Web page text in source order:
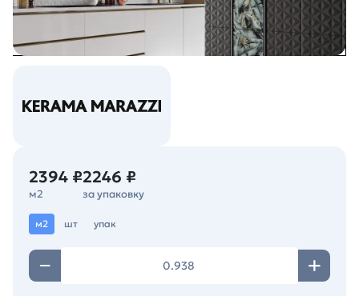
2394 ₽
м2
2246 ₽
за упаковку
м2 шт упак